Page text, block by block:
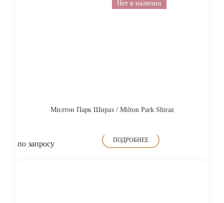
Нет в наличии
Милтон Парк Шираз / Milton Park Shiraz
по запросу ПОДРОБНЕЕ